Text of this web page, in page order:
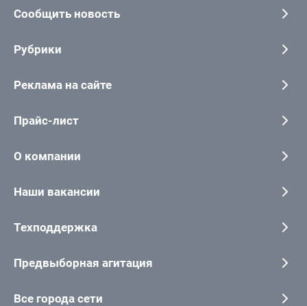
Сообщить новость
Рубрики
Реклама на сайте
Прайс-лист
О компании
Наши вакансии
Техподдержка
Предвыборная агитация
Все города сети